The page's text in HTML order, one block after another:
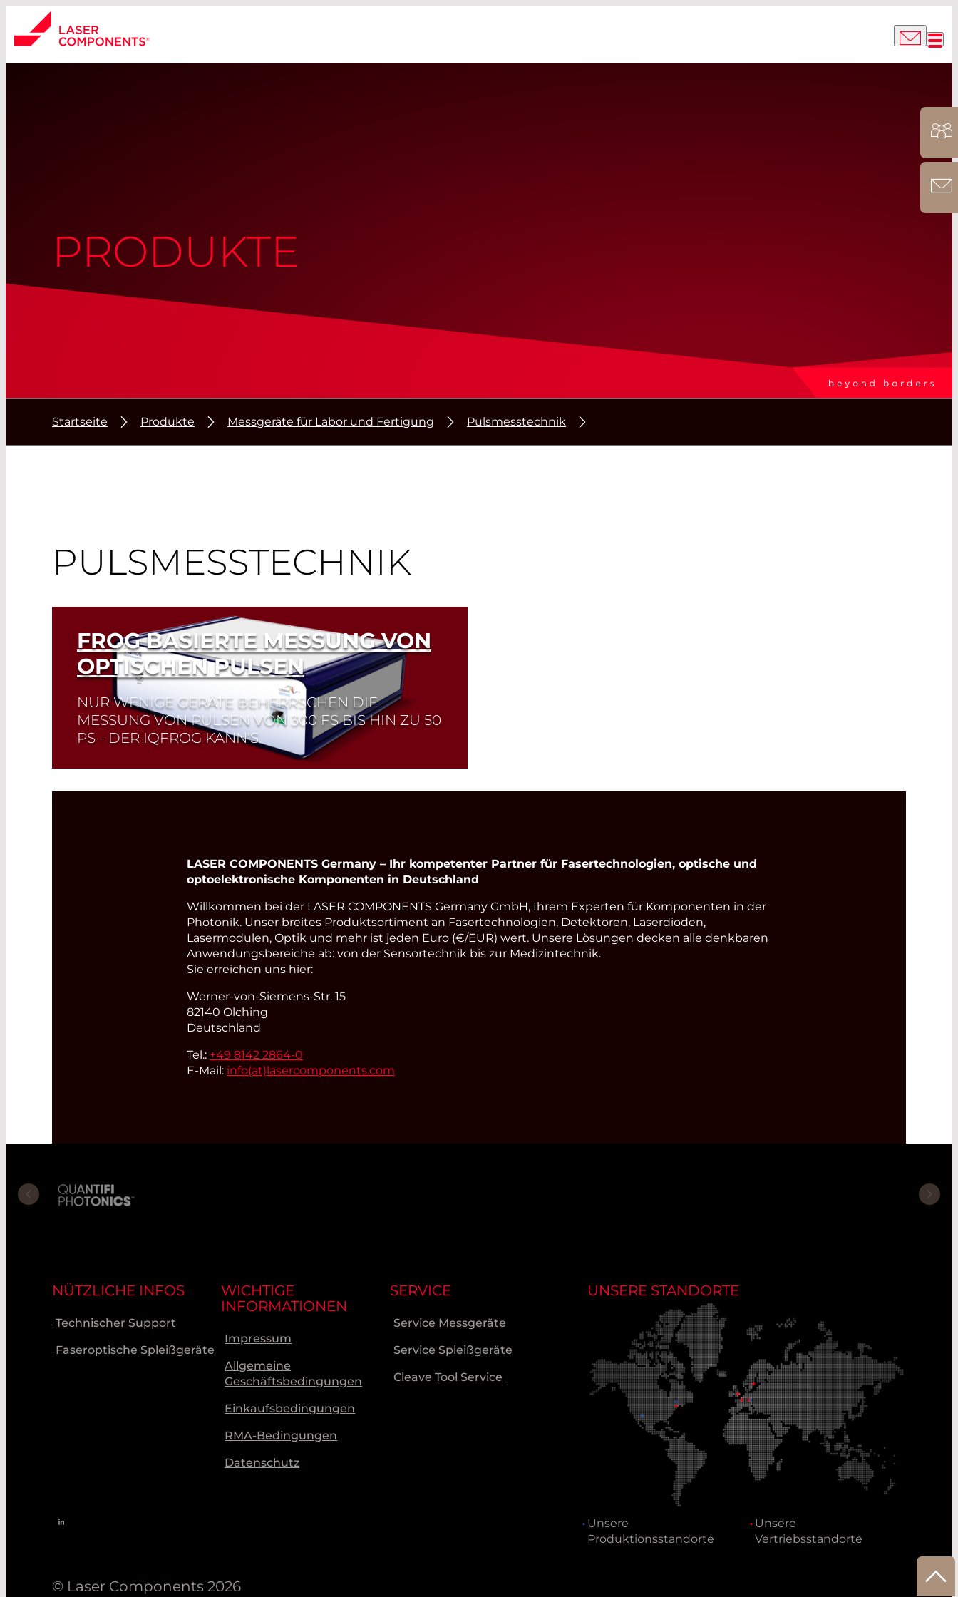
PRODUKTE
Startseite Produkte Messgeräte für Labor und Fertigung Pulsmesstechnik
PULSMESSTECHNIK
FROG BASIERTE MESSUNG VON
OPTISCHEN PULSEN
NUR WENIGE GERÄTE BEHERRSCHEN DIE
MESSUNG VON PULSEN VON 300 FS BIS HIN ZU 50
PS - DER IQFROG KANN‘S.
Read More
LASER COMPONENTS Germany – Ihr kompetenter Partner für Fasertechnologien, optische und
optoelektronische Komponenten in Deutschland
Willkommen bei der LASER COMPONENTS Germany GmbH, Ihrem Experten für Komponenten in der
Photonik. Unser breites Produktsortiment an Fasertechnologien, Detektoren, Laserdioden,
Lasermodulen, Optik und mehr ist jeden Euro (€/EUR) wert. Unsere Lösungen decken alle denkbaren
Anwendungsbereiche ab: von der Sensortechnik bis zur Medizintechnik.
Sie erreichen uns hier:
Werner-von-Siemens-Str. 15
82140 Olching
Deutschland
Tel.: +49 8142 2864-0
E-Mail: info(at)lasercomponents.com
NÜTZLICHE INFOS
Technischer Support
Faseroptische Spleißgeräte
WICHTIGE
INFORMATIONEN
Impressum
Allgemeine
Geschäftsbedingungen
Einkaufsbedingungen
RMA-Bedingungen
Datenschutz
SERVICE
Service Messgeräte
Service Spleißgeräte
Cleave Tool Service
UNSERE STANDORTE
Unsere
Produktionsstandorte
Unsere
Vertriebsstandorte
© Laser Components 2026